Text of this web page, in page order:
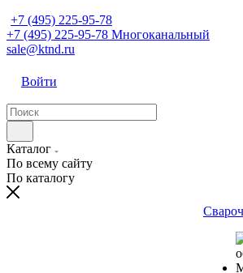
+7 (495) 225-95-78
+7 (495) 225-95-78 Многоканальный
sale@ktnd.ru
Войти
Каталог
По всему сайту
По каталогу